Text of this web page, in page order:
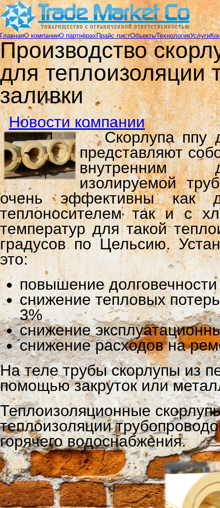
ГлавнаяО компанииО партнёрахПрайс листОбъектыТехнологияУслуги
Производство
для теплоизоляции
заливки
Новости компании
Скорлупа ппу
представляют
внутренним
изолируемой
очень эффективны как
теплоносителем так и с
температур для такой
градусов по Цельсию.
это:
повышение
снижение тепловых
3%
снижение
снижение расходов на
На теле трубы скорлупы из
помощью закруток или
Теплоизоляционные
теплоизоляции
горячего водоснабжения.